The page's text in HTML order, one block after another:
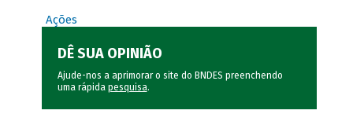
Ações
DÊ SUA OPINIÃO
Ajude-nos a aprimorar o site do BNDES preenchendo
uma rápida pesquisa.